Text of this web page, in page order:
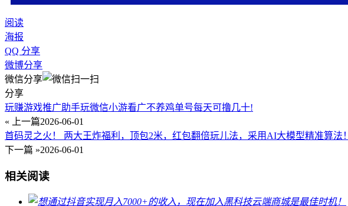
阅读
海报
QQ 分享
微博分享
微信分享
分享
玩赚游戏推广助手玩微信小游看广不养鸡单号每天可撸几十!
« 上一篇2026-06-01
首码灵之火！ 两大王炸福利，顶包2米，红包翻倍玩儿法，采用AI大模型精准算法！
下一篇 »2026-06-01
相关阅读